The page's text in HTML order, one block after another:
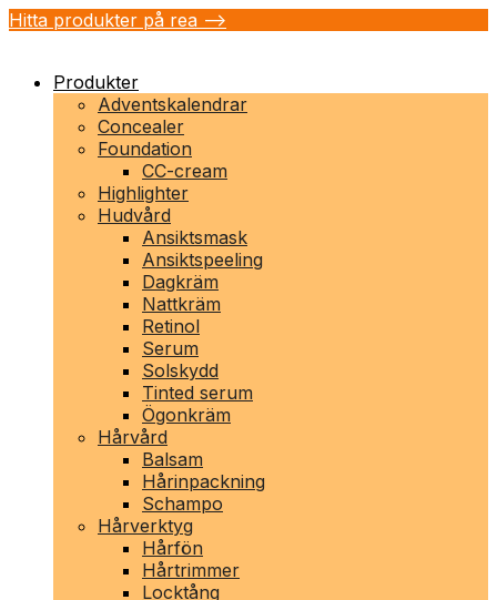
Hitta produkter på rea -->
Produkter
Adventskalendrar
Concealer
Foundation
CC-cream
Highlighter
Hudvård
Ansiktsmask
Ansiktspeeling
Dagkräm
Nattkräm
Retinol
Serum
Solskydd
Tinted serum
Ögonkräm
Hårvård
Balsam
Hårinpackning
Schampo
Hårverktyg
Hårfön
Hårtrimmer
Locktång